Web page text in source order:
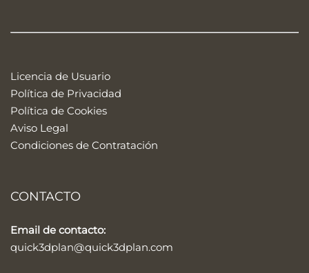
Licencia de Usuario
Política de Privacidad
Política de Cookies
Aviso Legal
Condiciones de Contratación
CONTACTO
Email de contacto:
quick3dplan@quick3dplan.com